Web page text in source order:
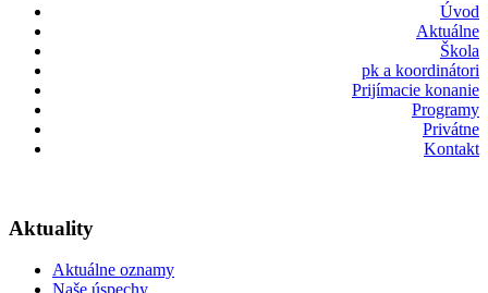
Úvod
Aktuálne
Škola
pk a koordinátori
Prijímacie konanie
Programy
Privátne
Kontakt
Aktuality
Aktuálne oznamy